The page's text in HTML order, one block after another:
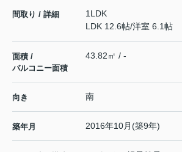
間取り / 詳細
1LDK
LDK 12.6帖/洋室 6.1帖
面積 /
バルコニー面積
43.82㎡ / -
向き 南
築年月 2016年10月(築9年)